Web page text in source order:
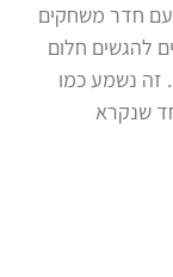
חדר משחקים
להגשים חלום
זה נשמע כמו
שנקרא